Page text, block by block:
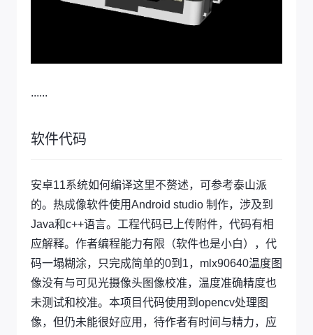
......
软件代码
安卓11系统如何编译这里不赘述，可参考泰山派
的。热成像软件使用Android studio 制作，涉及到
Java和c++语言。工程代码已上传附件，代码有相
应解释。作者编程能力有限（软件也是小白），代
码一塌糊涂，只完成简单的0到1，mlx90640温度图
像没有与可见光摄像头图像校准，温度准确精度也
未测试和校准。本项目代码使用到opencv处理图
像，但仍未能很好应用，待作者有时间与精力，应